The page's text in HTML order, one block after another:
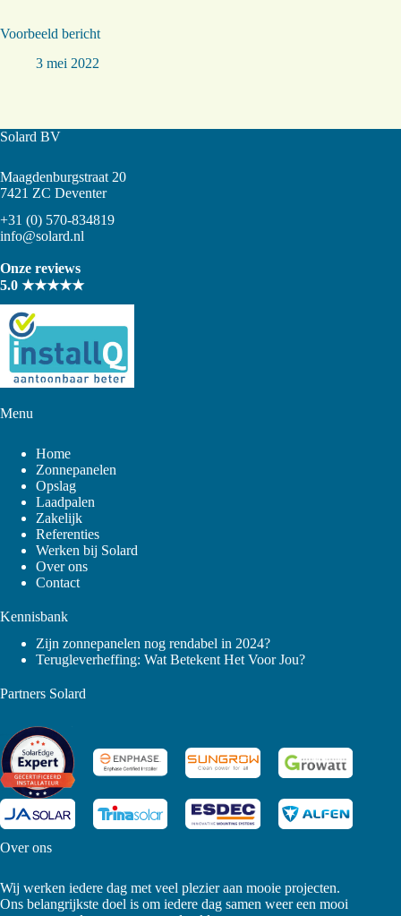
Voorbeeld bericht
3 mei 2022
Solard BV
Maagdenburgstraat 20
7421 ZC Deventer
+31 (0) 570-834819
info@solard.nl
Onze reviews
5.0 ★★★★★
Menu
Home
Zonnepanelen
Opslag
Laadpalen
Zakelijk
Referenties
Werken bij Solard
Over ons
Contact
Kennisbank
Zijn zonnepanelen nog rendabel in 2024?
Terugleverheffing: Wat Betekent Het Voor Jou?
Partners Solard
Over ons
Wij werken iedere dag met veel plezier aan mooie projecten.
Ons belangrijkste doel is om iedere dag samen weer een mooi